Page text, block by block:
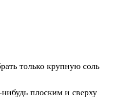
только крупную соль
плоским и сверху